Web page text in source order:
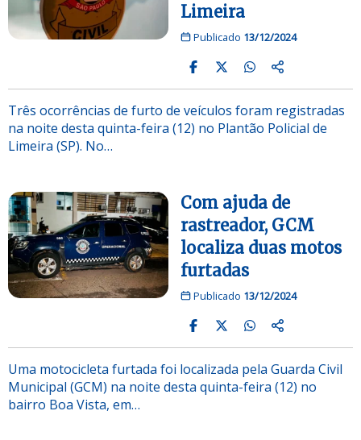
Limeira
Publicado 13/12/2024
Três ocorrências de furto de veículos foram registradas
na noite desta quinta-feira (12) no Plantão Policial de
Limeira (SP). No…
Com ajuda de
rastreador, GCM
localiza duas motos
furtadas
Publicado 13/12/2024
Uma motocicleta furtada foi localizada pela Guarda Civil
Municipal (GCM) na noite desta quinta-feira (12) no
bairro Boa Vista, em…